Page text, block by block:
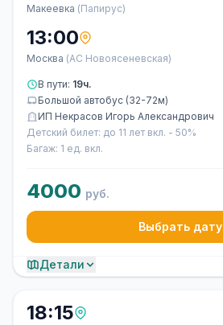
Макеевка (Папирус)
13:00
Москва (АС Новоясеневская)
В пути: 19ч.
Большой автобус (32-72м)
ИП Некрасов Игорь Александрович
Детский билет: до 11 лет вкл. - 50%
Багаж: 1 ед. вкл.
4000 руб.
Выбрать дату
Детали
18:15